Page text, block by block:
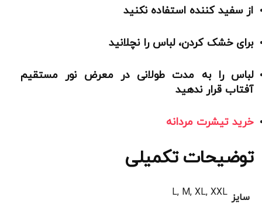
از سفید کننده استفاده نکنید
برای خشک کردن، لباس را نچلانید
لباس را به مدت طولانی در معرض نور مستقیم
آفتاب قرار ندهید
خرید تیشرت مردانه
توضیحات تکمیلی
سایز L, M, XL, XXL